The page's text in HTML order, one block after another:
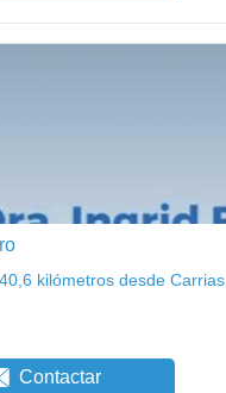
kilómetros desde
Contactar